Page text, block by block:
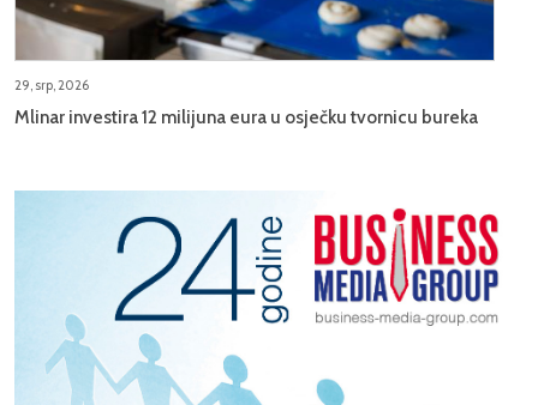
29, srp, 2026
Mlinar investira 12 milijuna eura u osječku tvornicu bureka